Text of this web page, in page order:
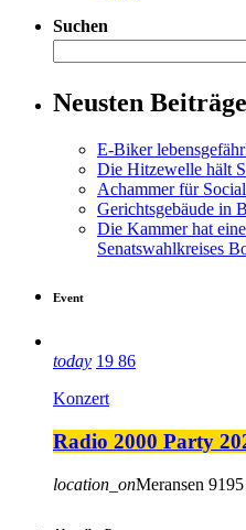
Suchen
Neusten Beiträge
E-Biker
Die Hitzewelle hält
Achammer für
Gerichtsgebäude in
Die Kammer hat
Senatswahlkreises
Event
today 19 86
Konzert
Radio 2000 Party
location_onMeransen 9195